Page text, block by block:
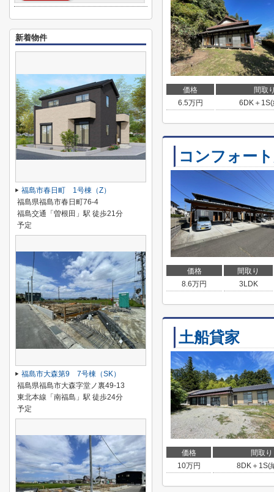
価格
間取
6.5万円 6DK＋
コンフォー
価格
間取り
8.6万円 3LDK
土船貸家
価格
間取り
10万円 8DK＋1S(
新着物件
福島市春日町 1号棟（Z）
福島県福島市春日町76-4
福島交通「曽根田」駅 徒歩21分
予定
福島市大森第9 7号棟（SK）
福島県福島市大森字堂ノ裏49-13
東北本線「南福島」駅 徒歩24分
予定